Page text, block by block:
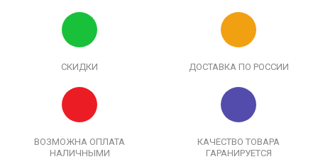
СКИДКИ ДОСТАВКА ПО РОССИИ
ВОЗМОЖНА ОПЛАТА
НАЛИЧНЫМИ
КАЧЕСТВО ТОВАРА
ГАРАНИРУЕТСЯ